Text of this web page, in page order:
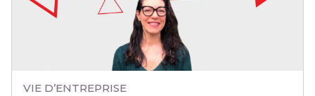
VIE D’ENTREPRISE